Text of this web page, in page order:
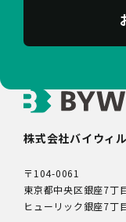
株式会社バイウィル
〒104-0061
東京都中央区銀座7丁
ヒューリック銀座7丁